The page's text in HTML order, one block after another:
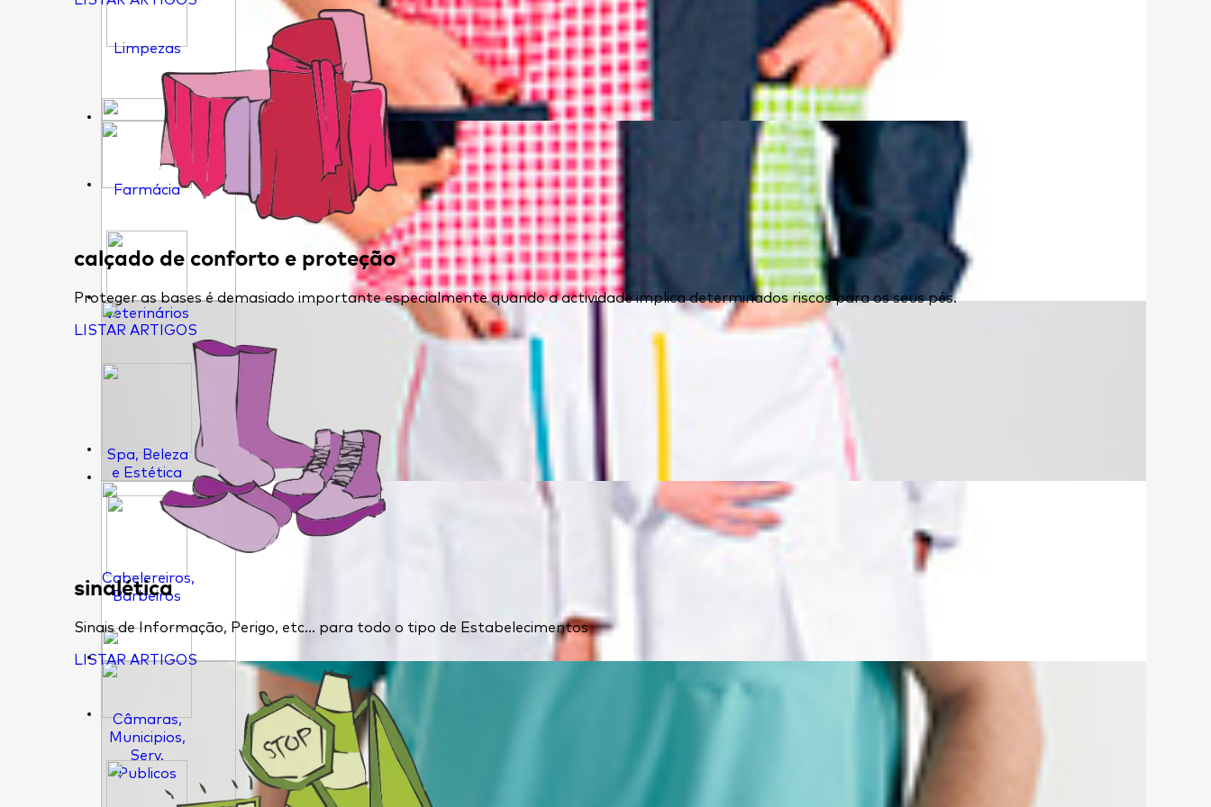
calçado de conforto e proteção
Proteger as bases é demasiado importante especialmente quando a actividade implica determinados riscos para os seus pés.
LISTAR ARTIGOS
sinalética
Sinais de Informação, Perigo, etc... para todo o tipo de Estabelecimentos
LISTAR ARTIGOS
Limpezas
Farmácia
Veterinários
Spa, Beleza
e Estética
Cabelereiros,
Barbeiros
Câmaras,
Municipios,
Serv.
Publicos